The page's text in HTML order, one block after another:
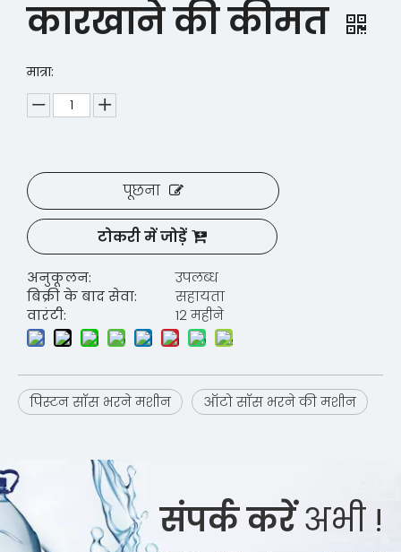
कारखाने की कीमत
मात्रा:
पूछना
टोकरी में जोड़ें
अनुकूलन:
उपलब्ध
बिक्री के बाद सेवा:
सहायता
वारंटी:
12 महीने
पिस्टन सॉस भरने मशीन ऑटो सॉस भरने की मशीन
संपर्क करेंअभी !